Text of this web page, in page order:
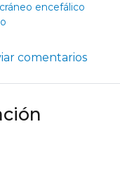
encefálico
Una
comentarios